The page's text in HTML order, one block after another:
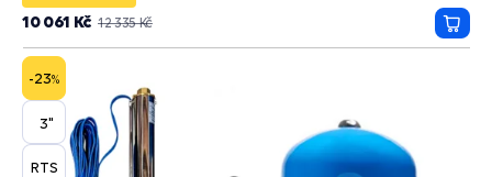
12 335 Kč
10 061 Kč
do
-23%
3"
RTS